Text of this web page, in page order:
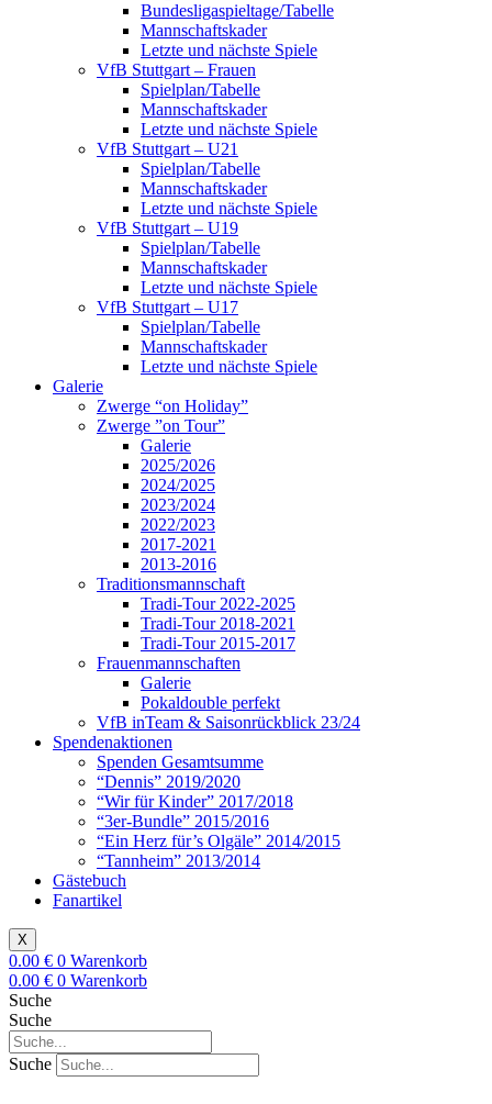
Bundesligaspieltage/Tabelle
Mannschaftskader
Letzte und nächste Spiele
VfB Stuttgart – Frauen
Spielplan/Tabelle
Mannschaftskader
Letzte und nächste Spiele
VfB Stuttgart – U21
Spielplan/Tabelle
Mannschaftskader
Letzte und nächste Spiele
VfB Stuttgart – U19
Spielplan/Tabelle
Mannschaftskader
Letzte und nächste Spiele
VfB Stuttgart – U17
Spielplan/Tabelle
Mannschaftskader
Letzte und nächste Spiele
Galerie
Zwerge “on Holiday”
Zwerge ”on Tour”
Galerie
2025/2026
2024/2025
2023/2024
2022/2023
2017-2021
2013-2016
Traditionsmannschaft
Tradi-Tour 2022-2025
Tradi-Tour 2018-2021
Tradi-Tour 2015-2017
Frauenmannschaften
Galerie
Pokaldouble perfekt
VfB inTeam & Saisonrückblick 23/24
Spendenaktionen
Spenden Gesamtsumme
“Dennis” 2019/2020
“Wir für Kinder” 2017/2018
“3er-Bundle” 2015/2016
“Ein Herz für’s Olgäle” 2014/2015
“Tannheim” 2013/2014
Gästebuch
Fanartikel
X
0.00 € 0 Warenkorb
0.00 € 0 Warenkorb
Suche
Suche
Suche